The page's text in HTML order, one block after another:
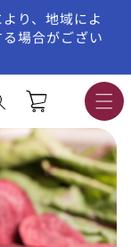
り、地域によ
場合がござい
ー
ト